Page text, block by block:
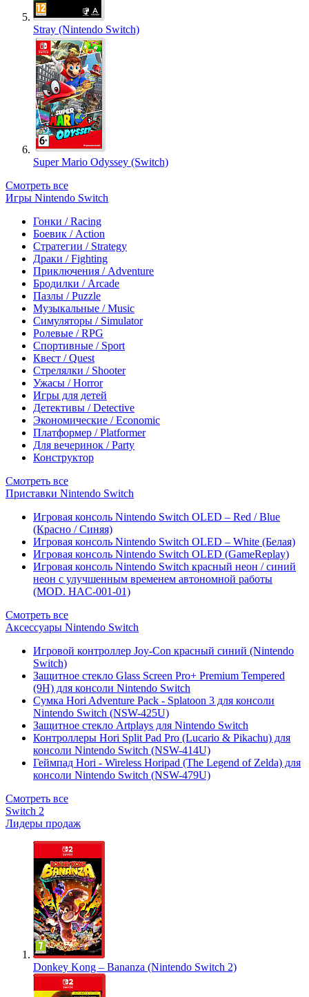
Stray (Nintendo Switch)
Super Mario Odyssey (Switch)
Смотреть все
Игры Nintendo Switch
Гонки / Racing
Боевик / Action
Стратегии / Strategy
Драки / Fighting
Приключения / Adventure
Бродилки / Arcade
Пазлы / Puzzle
Музыкальные / Music
Симуляторы / Simulator
Ролевые / RPG
Спортивные / Sport
Квест / Quest
Стрелялки / Shooter
Ужасы / Horror
Игры для детей
Детективы / Detective
Экономические / Economic
Платформер / Platformer
Для вечеринок / Party
Конструктор
Смотреть все
Приставки Nintendo Switch
Игровая консоль Nintendo Switch OLED – Red / Blue
(Красно / Синяя)
Игровая консоль Nintendo Switch OLED – White (Белая)
Игровая консоль Nintendo Switch OLED (GameReplay)
Игровая консоль Nintendo Switch красный неон / синий
неон с улучшенным временем автономной работы
(MOD. HAC-001-01)
Смотреть все
Аксессуары Nintendo Switch
Игровой контроллер Joy-Con красный синий (Nintendo
Switch)
Защитное стекло Glass Screen Pro+ Premium Tempered
(9H) для консоли Nintendo Switch
Сумка Hori Adventure Pack - Splatoon 3 для консоли
Nintendo Switch (NSW-425U)
Защитное стекло Artplays для Nintendo Switch
Контроллеры Hori Split Pad Pro (Lucario & Pikachu) для
консоли Nintendo Switch (NSW-414U)
Геймпад Hori - Wireless Horipad (The Legend of Zelda) для
консоли Nintendo Switch (NSW-479U)
Смотреть все
Switch 2
Лидеры продаж
Donkey Kong – Bananza (Nintendo Switch 2)